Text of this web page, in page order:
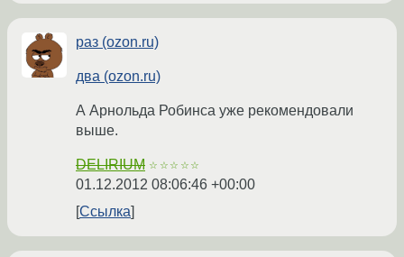
раз (ozon.ru)
два (ozon.ru)
А Арнольда Робинса уже рекомендовали
выше.
DELIRIUM ☆☆☆☆☆
01.12.2012 08:06:46 +00:00
Ссылка